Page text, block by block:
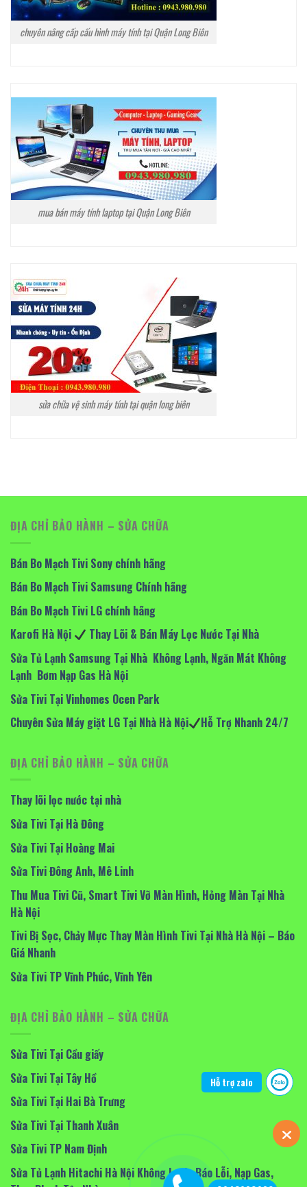
chuyên nâng cấp cấu hình máy tính tại Quận Long Biên
mua bán máy tính laptop tại Quận Long Biên
sửa chữa vệ sinh máy tính tại quận long biên
ĐỊA CHỈ BẢO HÀNH – SỬA CHỮA
Bán Bo Mạch Tivi Sony chính hãng
Bán Bo Mạch Tivi Samsung Chính hãng
Bán Bo Mạch Tivi LG chính hãng
Karofi Hà Nội
Thay Lõi & Bán Máy Lọc Nước Tại Nhà
Sửa Tủ Lạnh Samsung Tại Nhà Không Lạnh, Ngăn Mát Không
Lạnh Bơm Nạp Gas Hà Nội
Sửa Tivi Tại Vinhomes Ocen Park
Chuyên Sửa Máy giặt LG Tại Nhà Hà Nội
Hỗ Trợ Nhanh 24/7
ĐỊA CHỈ BẢO HÀNH – SỬA CHỮA
Thay lõi lọc nước tại nhà
Sửa Tivi Tại Hà Đông
Sửa Tivi Tại Hoàng Mai
Sửa Tivi Đông Anh, Mê Linh
Thu Mua Tivi Cũ, Smart Tivi Vỡ Màn Hình, Hỏng Màn Tại Nhà
Hà Nội
Tivi Bị Sọc, Chảy Mực Thay Màn Hình Tivi Tại Nhà Hà Nội – Báo
Giá Nhanh
Sửa Tivi TP Vĩnh Phúc, Vĩnh Yên
ĐỊA CHỈ BẢO HÀNH – SỬA CHỮA
Sửa Tivi Tại Cầu giấy
Sửa Tivi Tại Tây Hồ
Sửa Tivi Tại Hai Bà Trưng
Sửa Tivi Tại Thanh Xuân
Sửa Tivi TP Nam Định
Sửa Tủ Lạnh Hitachi Hà Nội Không Lạnh, Báo Lỗi, Nạp Gas,
Hỗ trợ zalo